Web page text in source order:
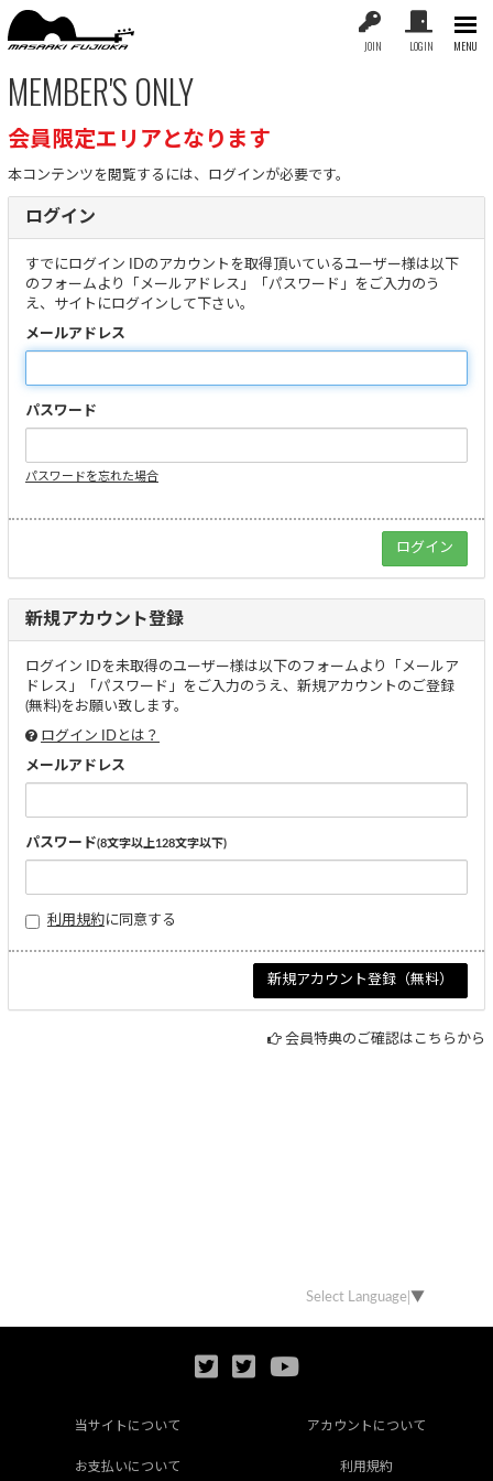
JOIN LOGIN MENU
MEMBER'S ONLY
会員限定エリアとなります
本コンテンツを閲覧するには、ログインが必要です。
ログイン
すでにログイン IDのアカウントを取得頂いているユーザー様は以下
のフォームより「メールアドレス」「パスワード」をご入力のう
え、サイトにログインして下さい。
メールアドレス
パスワード
パスワードを忘れた場合
新規アカウント登録
ログイン IDを未取得のユーザー様は以下のフォームより「メールア
ドレス」「パスワード」をご入力のうえ、新規アカウントのご登録
(無料)をお願い致します。
ログイン IDとは？
メールアドレス
パスワード(8文字以上128文字以下)
利用規約に同意する
会員特典のご確認はこちらから
Select Language ▼
当サイトについて アカウントについて
お支払いについて 利用規約